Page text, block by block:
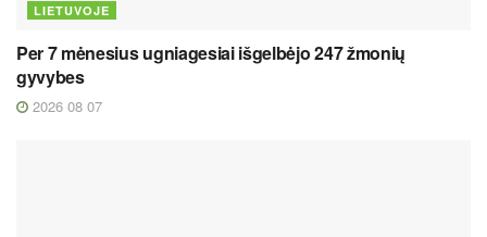
LIETUVOJE
Per 7 mėnesius ugniagesiai išgelbėjo 247 žmonių
gyvybes
2026 08 07